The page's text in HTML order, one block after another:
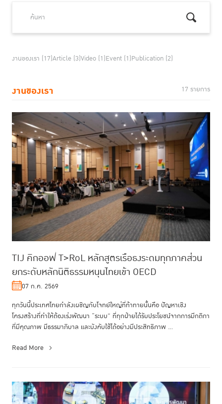
งานของเรา (17)Article (3)Video (1)Event (1)Publication (2)
งานของเรา 17 รายการ
TIJ คิกออฟ T>RoL หลักสูตรเรือธงระดมทุกภาคส่วน
ยกระดับหลักนิติธรรมหนุนไทยเข้า OECD
07 ก.ค. 2569
ทุกวันนี้ประเทศไทยกำลังเผชิญกับโจทย์ใหญ่ที่ท้าทายนั้นคือ ปัญหาเชิง
โครงสร้างที่ทำให้ต้องเร่งพัฒนา “ระบบ” ที่ทุกฝ่ายได้รับประโยชน์จากการมีกติกา
ที่มีคุณภาพ มีธรรมาภิบาล และบังคับใช้ได้อย่างมีประสิทธิภาพ ...
Read More